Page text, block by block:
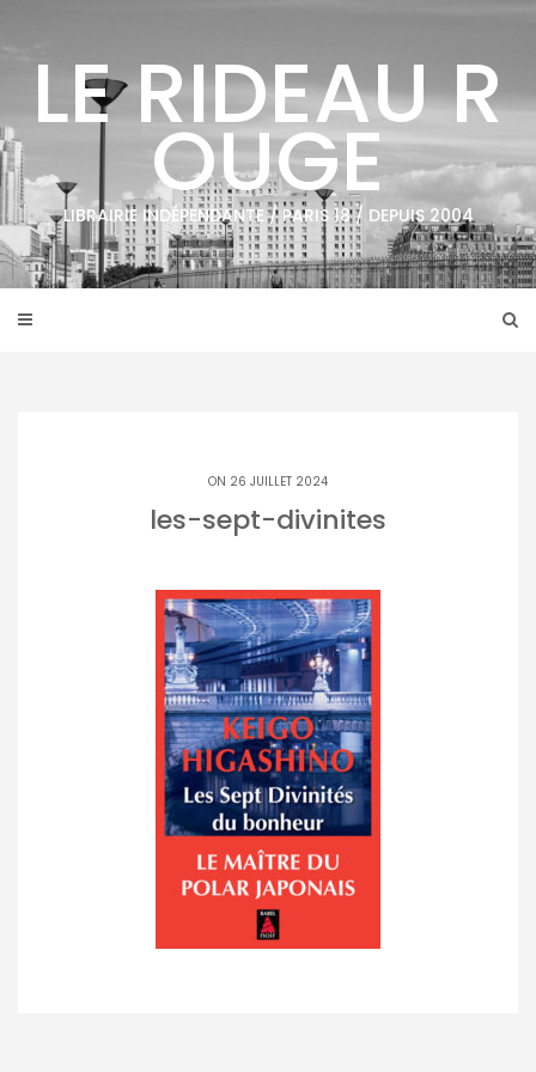
contentLE RIDEAU R
OUGE
LIBRAIRIE INDÉPENDANTE / PARIS 18 / DEPUIS 2004
ON 26 JUILLET 2024
les-sept-divinites